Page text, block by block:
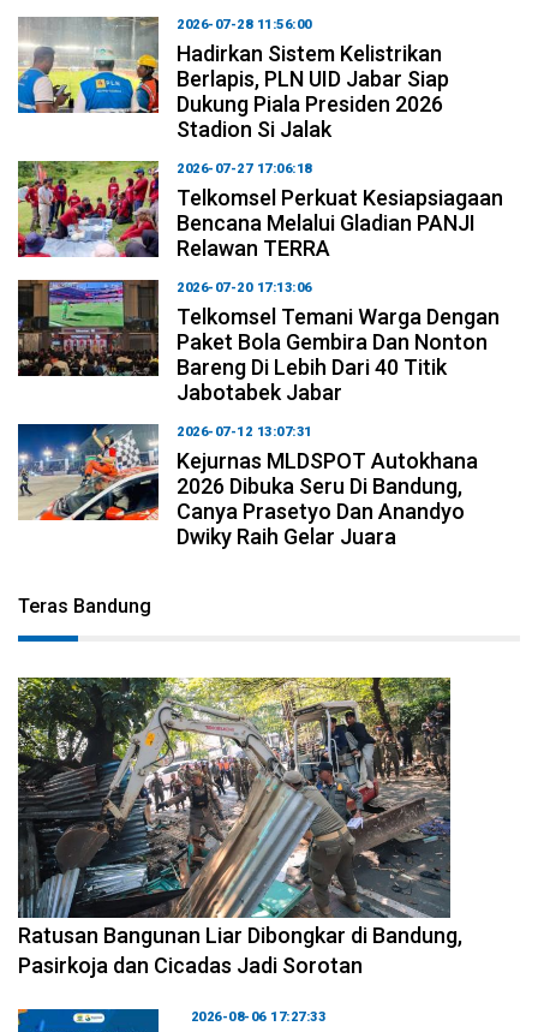
2026-07-28 11:56:00
Hadirkan Sistem Kelistrikan
Berlapis, PLN UID Jabar Siap
Dukung Piala Presiden 2026
Stadion Si Jalak
2026-07-27 17:06:18
Telkomsel Perkuat Kesiapsiagaan
Bencana Melalui Gladian PANJI
Relawan TERRA
2026-07-20 17:13:06
Telkomsel Temani Warga Dengan
Paket Bola Gembira Dan Nonton
Bareng Di Lebih Dari 40 Titik
Jabotabek Jabar
2026-07-12 13:07:31
Kejurnas MLDSPOT Autokhana
2026 Dibuka Seru Di Bandung,
Canya Prasetyo Dan Anandyo
Dwiky Raih Gelar Juara
Teras Bandung
2026-08-06 17:34:08
Ratusan Bangunan Liar Dibongkar di Bandung,
Pasirkoja dan Cicadas Jadi Sorotan
2026-08-06 17:27:33